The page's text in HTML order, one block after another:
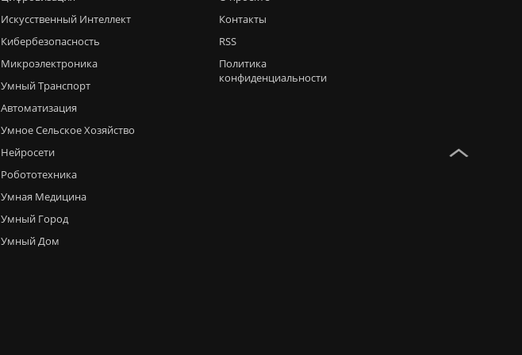
Искусственный Интеллект
Кибербезопасность
Микроэлектроника
Умный Транспорт
Автоматизация
Умное Сельское Хозяйство
Нейросети
Робототехника
Умная Медицина
Умный Город
Умный Дом
Контакты
RSS
Политика
конфиденциальности